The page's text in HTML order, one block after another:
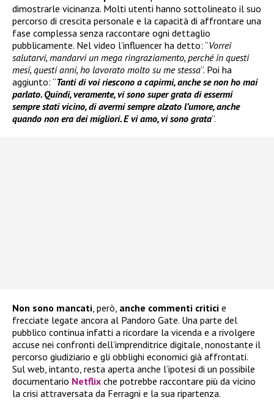
dimostrarle vicinanza. Molti utenti hanno sottolineato il suo
percorso di crescita personale e la capacità di affrontare una
fase complessa senza raccontare ogni dettaglio
pubblicamente. Nel video l’influencer ha detto: “Vorrei
salutarvi, mandarvi un mega ringraziamento, perché in questi
mesi, questi anni, ho lavorato molto su me stessa”. Poi ha
aggiunto: “Tanti di voi riescono a capirmi, anche se non ho mai
parlato. Quindi, veramente, vi sono super grata di essermi
sempre stati vicino, di avermi sempre alzato l’umore, anche
quando non era dei migliori. E vi amo, vi sono grata”.
Non sono mancati, però, anche commenti critici e
frecciate legate ancora al Pandoro Gate. Una parte del
pubblico continua infatti a ricordare la vicenda e a rivolgere
accuse nei confronti dell’imprenditrice digitale, nonostante il
percorso giudiziario e gli obblighi economici già affrontati.
Sul web, intanto, resta aperta anche l’ipotesi di un possibile
documentario Netflix che potrebbe raccontare più da vicino
la crisi attraversata da Ferragni e la sua ripartenza.